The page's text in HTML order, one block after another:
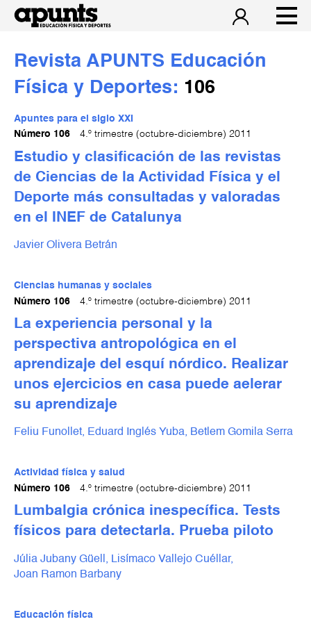
Revista APUNTS Educación
Física y Deportes: 106
Apuntes para el siglo XXI
Número 106
4.º trimestre (octubre-diciembre) 2011
Estudio y clasificación de las revistas
de Ciencias de la Actividad Física y el
Deporte más consultadas y valoradas
en el INEF de Catalunya
Javier Olivera Betrán
Ciencias humanas y sociales
Número 106
4.º trimestre (octubre-diciembre) 2011
La experiencia personal y la
perspectiva antropológica en el
aprendizaje del esquí nórdico. Realizar
unos ejercicios en casa puede aelerar
su aprendizaje
Feliu Funollet, Eduard Inglés Yuba, Betlem Gomila Serra
Actividad física y salud
Número 106
4.º trimestre (octubre-diciembre) 2011
Lumbalgia crónica inespecífica. Tests
físicos para detectarla. Prueba piloto
Júlia Jubany Güell, Lisímaco Vallejo Cuéllar,
Joan Ramon Barbany
Educación física